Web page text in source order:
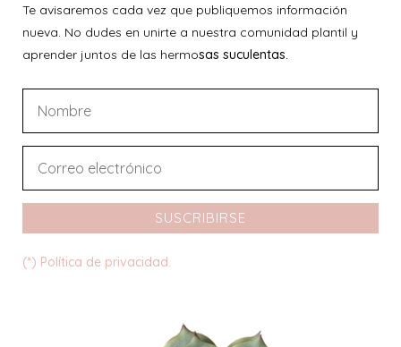
Te avisaremos cada vez que publiquemos información
nueva. No dudes en unirte a nuestra comunidad plantil y
aprender juntos de las hermosas suculentas.
SUSCRIBIRSE
(*) Política de privacidad.